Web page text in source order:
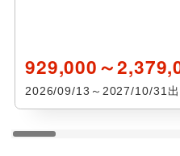
929,000～
2026/09/13～2027/10/31出